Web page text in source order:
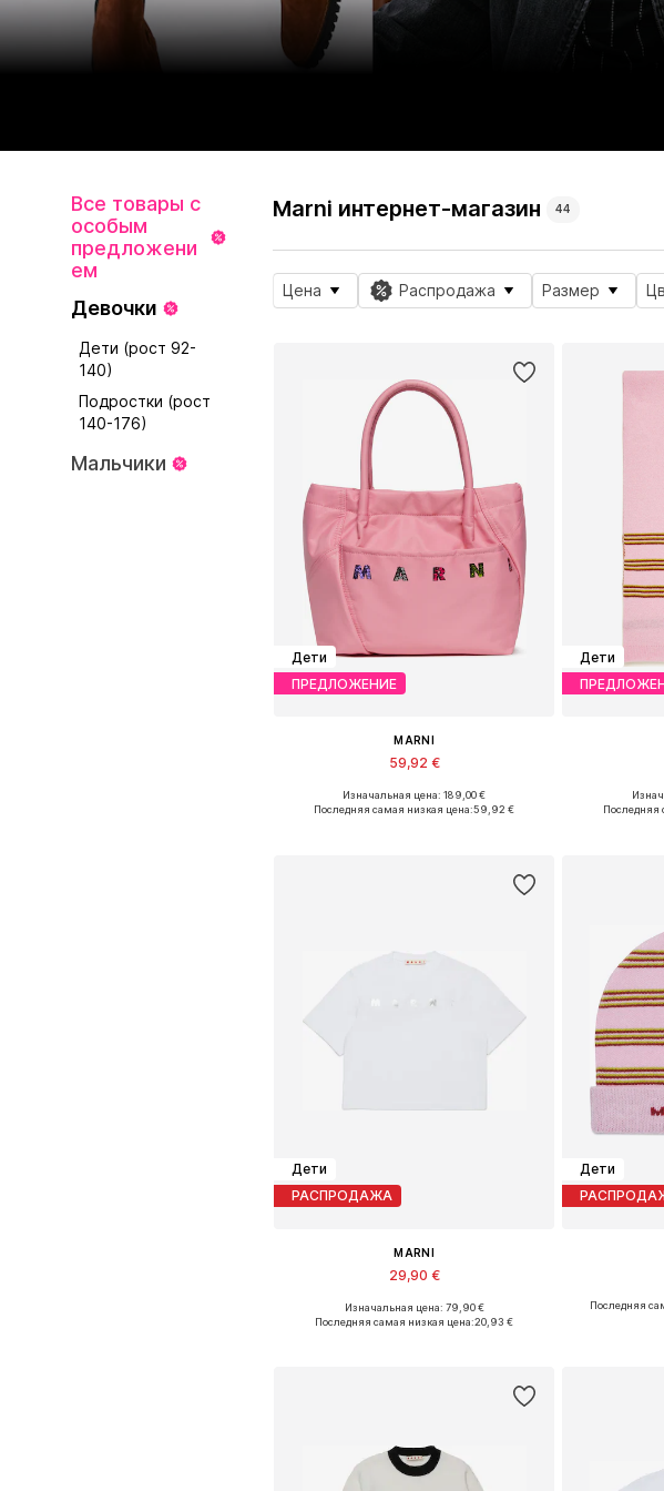
Все товары с
особым
предложени
ем
Девочки
Дети (рост 92-
140)
Подростки (рост
140-176)
Мальчики
Marni интернет-магазин 44
Цена Распродажа Размер
Дети
ПРЕДЛОЖЕНИЕ
MARNI
59,92 €
Доступные размеры: One Size
Изначальная цена: 189,00 €
Последняя самая низкая цена:59,92 €
Дети
Последняя
Дети
РАСПРОДАЖА
MARNI
29,90 €
Доступные размеры: 128, 140, 152
Изначальная цена: 79,90 €
Последняя самая низкая цена:20,93 €
Дети
Последняя